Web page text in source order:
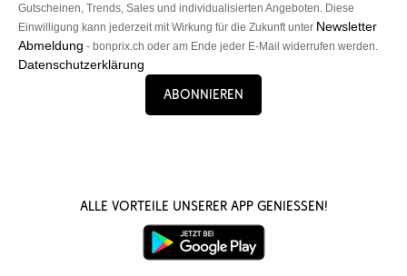
Gutscheinen, Trends, Sales und individualisierten Angeboten. Diese
Einwilligung kann jederzeit mit Wirkung für die Zukunft unter Newsletter
Abmeldung - bonprix.ch oder am Ende jeder E-Mail widerrufen werden.
Datenschutzerklärung
Abonnieren
Alle Vorteile unserer App genießen!